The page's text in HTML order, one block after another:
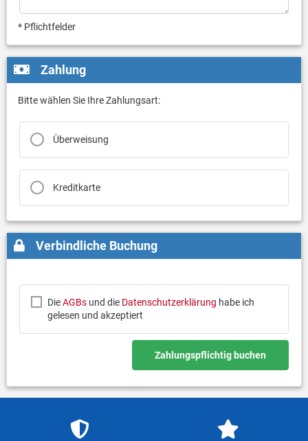
* Pflichtfelder
Zahlung
Bitte wählen Sie Ihre Zahlungsart:
Überweisung
Kreditkarte
Verbindliche Buchung
DieAGBsund die Datenschutzerklärung habe ich
gelesen und akzeptiert
Zahlungspflichtig buchen